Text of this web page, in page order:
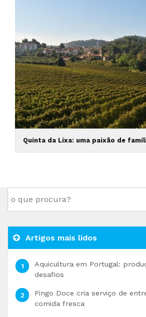
Quinta da Lixa: uma paixão de
Artigos mais lidos
Aquicultura em Portugal:
desafios
Pingo Doce cria serviço de
comida fresca